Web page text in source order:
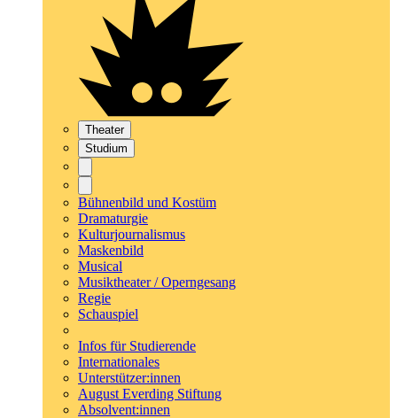
Theater
Studium
Bühnenbild und Kostüm
Dramaturgie
Kulturjournalismus
Maskenbild
Musical
Musiktheater / Operngesang
Regie
Schauspiel
Infos für Studierende
Internationales
Unterstützer:innen
August Everding Stiftung
Absolvent:innen